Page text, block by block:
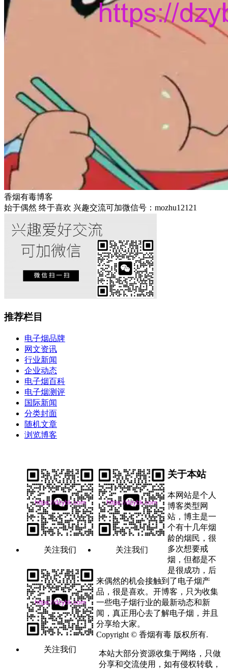
香烟有毒博客
始于偶然 终于喜欢 兴趣交流可加微信号：mozhu12121
推荐栏目
电子烟品牌
网文资讯
行业新闻
企业动态
电子烟百科
电子烟测评
国际新闻
分类封面
随机文章
浏览博客
关注我们 关注我们
关注我们
关于本站
本网站是个人
博客类型网
站，博主是一
个有十几年烟
龄的烟民，很
多次想要戒
烟，但都是不
是很成功，后
来偶然的机会接触到了电子烟产
品，很是喜欢。开博客，只为收集
一些电子烟行业的最新动态和新
闻，真正用心去了解电子烟，并且
分享给大家。
Copyright © 香烟有毒 版权所有.
本站大部分资源收集于网络，只做
分享和交流使用，如有侵权转载，